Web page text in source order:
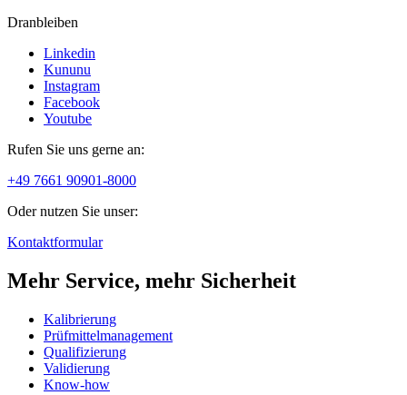
Dranbleiben
Linkedin
Kununu
Instagram
Facebook
Youtube
Rufen Sie uns gerne an:
+49 7661 90901-8000
Oder nutzen Sie unser:
Kontaktformular
Mehr Service, mehr Sicherheit
Kalibrierung
Prüfmittelmanagement
Qualifizierung
Validierung
Know-how